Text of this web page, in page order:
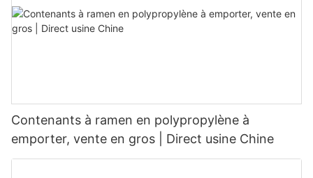
Contenants à ramen en polypropylène à
emporter, vente en gros | Direct usine Chine